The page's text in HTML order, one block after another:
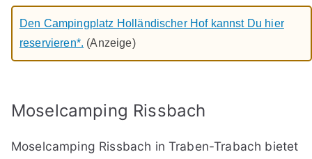
Den Campingplatz Holländischer Hof kannst Du hier
reservieren*. (Anzeige)
Moselcamping Rissbach
Moselcamping Rissbach in Traben-Trabach bietet